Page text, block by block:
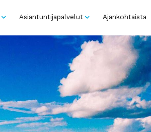
Asiantuntijapalvelut Ajankohtaista